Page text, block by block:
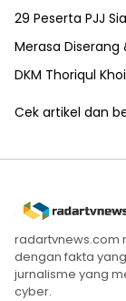
29 Peserta PJJ
Merasa
DKM Thoriqul
Cek artikel dan
radartvnews.com
dengan fakta
jurnalisme yang
cyber.